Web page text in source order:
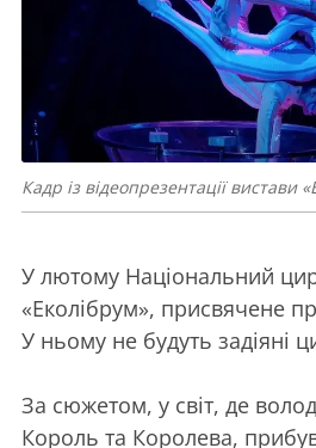
Кадр із відеопрезентації вистави
У лютому Національний
«Еколібрум», присвячене
У ньому не будуть задіяні
За сюжетом, у світ, де
Король та Королева,